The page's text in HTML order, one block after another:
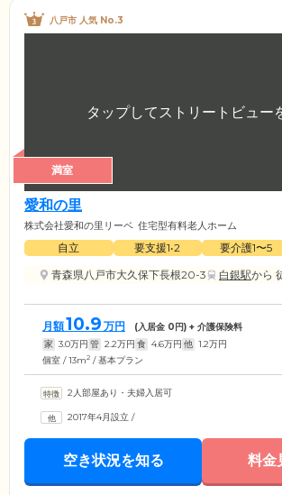
八戸市 人気 No.3
満室
愛和の里
株式会社愛和の里リーベ 住宅型有料老人ホーム
自立 要支援1•2 要介護1〜5
青森県八戸市大久保下長根20-3
白銀駅から
月額10.9 万円 (入居金 0円) + 介護保険料
家 3.0万円 管 2.2万円 食 4.6万円 他 1.2万円
個室 / 13m2 / 基本プラン
2人部屋あり・夫婦入居可
2017年4月設立 /
空き状況を知る 料金